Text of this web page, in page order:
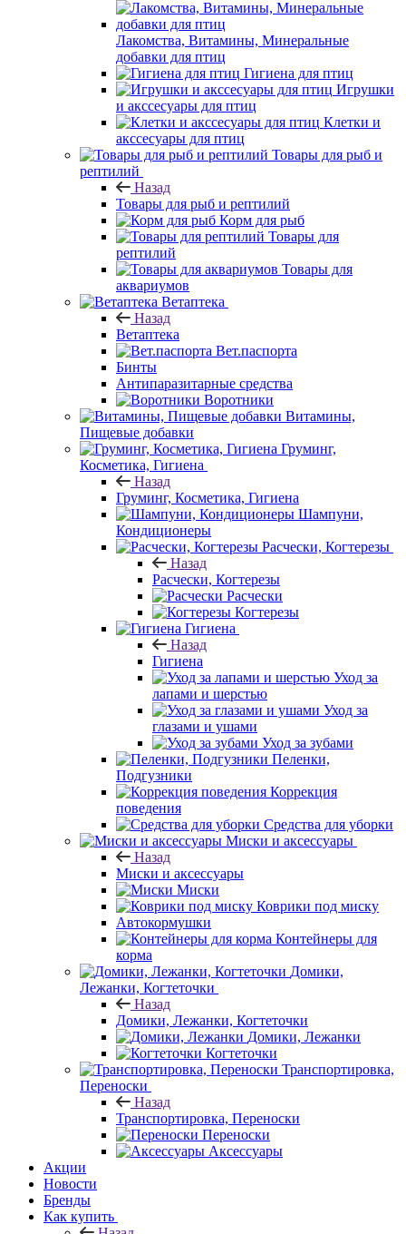
Лакомства, Витамины, Минеральные
добавки для птиц
Гигиена для птиц
Игрушки
и акссесуары для птиц
Клетки и
акссесуары для птиц
Товары для рыб и
рептилий
Назад
Товары для рыб и рептилий
Корм для рыб
Товары для
рептилий
Товары для
аквариумов
Ветаптека
Назад
Ветаптека
Вет.паспорта
Бинты
Антипаразитарные средства
Воротники
Витамины,
Пищевые добавки
Груминг,
Косметика, Гигиена
Назад
Груминг, Косметика, Гигиена
Шампуни,
Кондиционеры
Расчески, Когтерезы
Назад
Расчески, Когтерезы
Расчески
Когтерезы
Гигиена
Назад
Гигиена
Уход за
лапами и шерстью
Уход за
глазами и ушами
Уход за зубами
Пеленки,
Подгузники
Коррекция
поведения
Средства для уборки
Миски и аксессуары
Назад
Миски и аксессуары
Миски
Коврики под миску
Автокормушки
Контейнеры для
корма
Домики,
Лежанки, Когтеточки
Назад
Домики, Лежанки, Когтеточки
Домики, Лежанки
Когтеточки
Транспортировка,
Переноски
Назад
Транспортировка, Переноски
Переноски
Аксессуары
Акции
Новости
Бренды
Как купить